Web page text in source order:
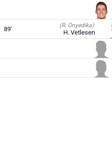
89' (R. Onyedika)
H. Vetlesen